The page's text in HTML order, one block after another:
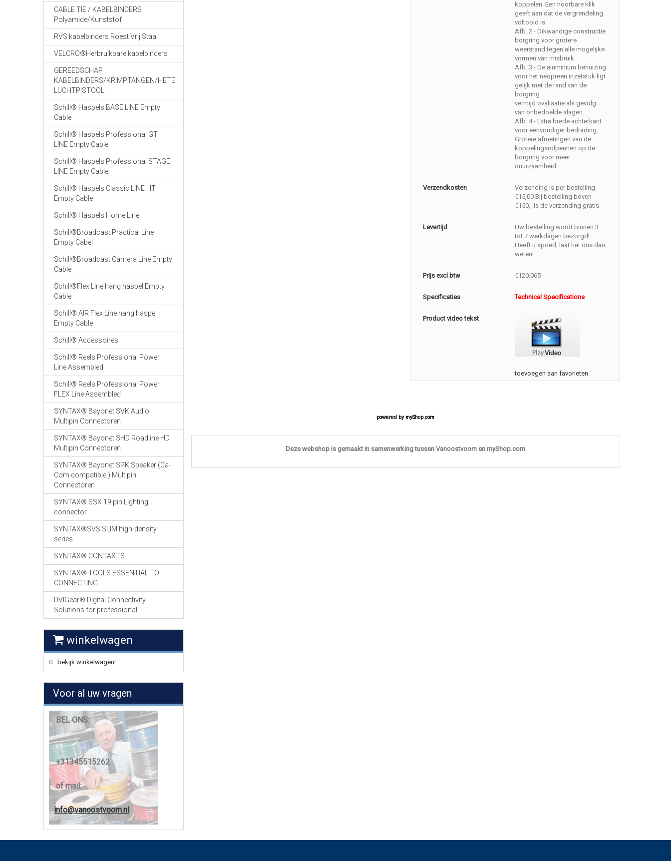
CABLE TIE / KABELBINDERS
Polyamide/Kunststof
RVS kabelbinders Roest Vrij Staal
VELCRO®Herbruikbare kabelbinders
GEREEDSCHAP
KABELBINDERS/KRIMPTANGEN/HETE
LUCHTPISTOOL
Schill® Haspels BASE LINE Empty
Cable
Schill® Haspels Professional GT
LINE Empty Cable
Schill® Haspels Professional STAGE
LINE Empty Cable
Schill® Haspels Classic LINE HT
Empty Cable
Schill® Haspels Home Line
Schill®Broadcast Practical Line
Empty Cabel
Schill®Broadcast Camera Line Empty
Cable
Schill®Flex Line hang haspel Empty
Cable
Schill® AIR Flex Line hang haspel
Empty Cable
Schill® Accessoires
Schill® Reels Professional Power
Line Assembled
Schill® Reels Professional Power
FLEX Line Assembled
SYNTAX® Bayonet SVK Audio
Multipin Connectoren
SYNTAX® Bayonet SHD Roadline HD
Multipin Connectoren
SYNTAX® Bayonet SPK Speaker (Ca-
Com compatible ) Multipin
Connectoren
SYNTAX® SSX 19 pin Lighting
connector
SYNTAX®SVS SLIM high-density
series
SYNTAX® CONTAXTS
SYNTAX® TOOLS ESSENTIAL TO
CONNECTING
DVIGear® Digital Connectivity
Solutions for professional,
winkelwagen
0 bekijk winkelwagen!
Voor al uw vragen
BEL ONS:
+31345515262
of mail:
info@vanoostvoorn.nl
koppelen. Een hoorbare klik
geeft aan dat de vergrendeling
voltooid is.
Afb. 2 - Dikwandige constructie
borgring voor grotere
weerstand tegen alle mogelijke
vormen van misbruik.
Afb. 3 - De aluminium behuizing
voor het neopreen inzetstuk ligt
gelijk met de rand van de
borgring
vermijd ovalisatie als gevolg
van onbedoelde slagen.
Afb. 4 - Extra brede achterkant
voor eenvoudiger bedrading.
Grotere afmetingen van de
koppelingsrolpennen op de
borgring voor meer
duurzaamheid
Verzendkosten
Verzending is per bestelling
€15,00 Bij bestelling boven
€150,- is de verzending gratis.
Levertijd
Uw bestelling wordt binnen 3
tot 7 werkdagen bezorgd!
Heeft u spoed, laat het ons dan
weten!
Prijs excl btw €120.065
Specificaties Technical Specifications
Product video tekst
toevoegen aan favorieten
powered by myShop.com
Deze webshop is gemaakt in samenwerking tussen Vanoostvoorn en myShop.com